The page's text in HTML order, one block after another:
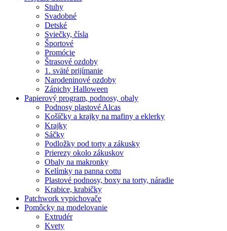
Stuhy
Svadobné
Detské
Sviečky, čísla
Športové
Promócie
Štrasové ozdoby
1. sväté prijímanie
Narodeninové ozdoby
Zápichy Halloween
Papierový program, podnosy, obaly
Podnosy plastové Alcas
Košíčky a krajky na mafiny a eklerky
Krajky
Sáčky
Podložky pod torty a zákusky
Prierezy okolo zákuskov
Obaly na makronky
Kelímky na panna cottu
Plastové podnosy, boxy na torty, náradie
Krabice, krabičky
Patchwork vypichovače
Pomôcky na modelovanie
Extrudér
Kvety